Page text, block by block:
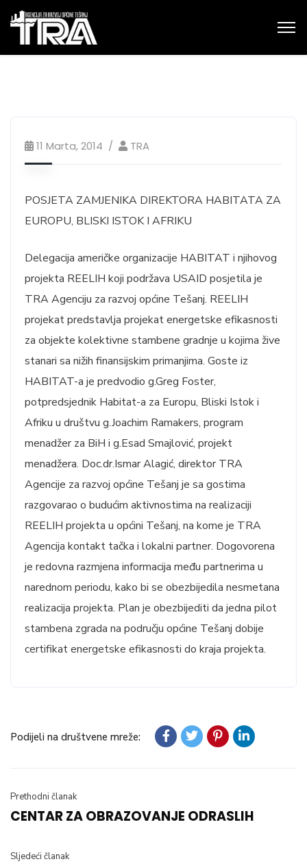
11 Marta, 2014 TRA
POSJETA ZAMJENIKA DIREKTORA HABITATA ZA
EUROPU, BLISKI ISTOK I AFRIKU
Delegacija američke organizacije HABITAT i njihovog
projekta REELIH koji podržava USAID posjetila je
TRA Agenciju za razvoj općine Tešanj. REELIH
projekat predstavlja projekat energetske efikasnosti
za objekte kolektivne stambene gradnje u kojima žive
stanari sa nižih finansijskim primanjima. Goste iz
HABITAT-a je predvodio g.Greg Foster,
potpredsjednik Habitat-a za Europu, Bliski Istok i
Afriku u društvu g.Joachim Ramakers, program
menadžer za BiH i g.Esad Smajlović, projekt
menadžera. Doc.dr.Ismar Alagić, direktor TRA
Agencije za razvoj općine Tešanj je sa gostima
razgovarao o budućim aktivnostima na realizaciji
REELIH projekta u općini Tešanj, na kome je TRA
Agencija kontakt tačka i lokalni partner. Dogovorena
je redovna razmjena informacija među partnerima u
narednom periodu, kako bi se obezbijedila nesmetana
realizacija projekta. Plan je obezbijediti da jedna pilot
stambena zgrada na području općine Tešanj dobije
certifikat energetske efikasnosti do kraja projekta.
Podijeli na društvene mreže:
Prethodni članak
CENTAR ZA OBRAZOVANJE ODRASLIH
Sljedeći članak